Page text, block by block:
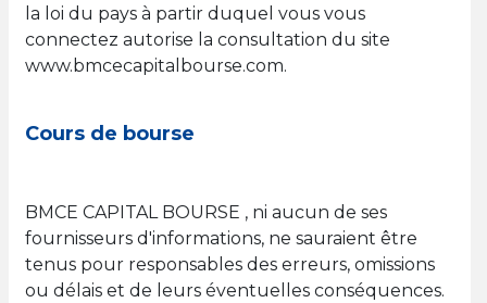
la loi du pays à partir duquel vous vous
connectez autorise la consultation du site
www.bmcecapitalbourse.com.
Cours de bourse
BMCE CAPITAL BOURSE , ni aucun de ses
fournisseurs d'informations, ne sauraient être
tenus pour responsables des erreurs, omissions
ou délais et de leurs éventuelles conséquences.